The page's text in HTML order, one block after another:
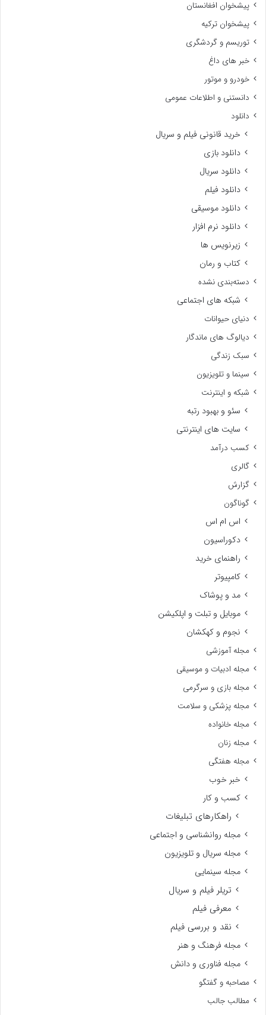
پیشخوان افغانستان
پیشخوان ترکیه
توریسم و گردشگری
خبر های داغ
خودرو و موتور
دانستنی و اطلاعات عمومی
دانلود
خرید قانونی فیلم و سریال
دانلود بازی
دانلود سریال
دانلود فیلم
دانلود موسیقی
دانلود نرم افزار
زیرنویس ها
کتاب و رمان
دسته‌بندی نشده
شبکه های اجتماعی
دنیای حیوانات
دیالوگ های ماندگار
سبک زندگی
سینما و تلویزیون
شبکه و اینترنت
سئو و بهبود رتبه
سایت های اینترنتی
کسب درآمد
گالری
گزارش
گوناگون
اس ام اس
دکوراسیون
راهنمای خرید
کامپیوتر
مد و پوشاک
موبایل و تبلت و اپلکیشن
نجوم و کهکشان
مجله آموزشی
مجله ادبیات و موسیقی
مجله بازی و سرگرمی
مجله پزشکی و سلامت
مجله خانواده
مجله زنان
مجله هفتگی
خبر خوب
کسب و کار
راهکارهای تبلیغات
مجله روانشناسی و اجتماعی
مجله سریال و تلویزیون
مجله سینمایی
تریلر فیلم و سریال
معرفی فیلم
نقد و بررسی فیلم
مجله فرهنگ و هنر
مجله فناوری و دانش
مصاحبه و گفتگو
مطالب جالب